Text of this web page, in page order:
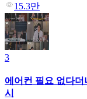
15.3만
3
에어컨 필요 없다
시